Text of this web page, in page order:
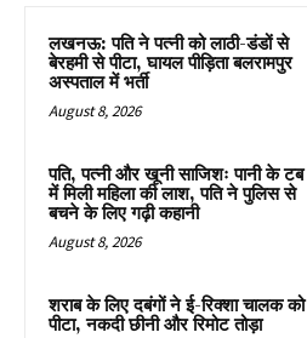
लखनऊ: पति ने पत्नी को लाठी-डंडों से
बेरहमी से पीटा, घायल पीड़िता बलरामपुर
अस्पताल में भर्ती
August 8, 2026
पति, पत्नी और खूनी साजिशः पानी के टब
में मिली महिला की लाश, पति ने पुलिस से
बचने के लिए गढ़ी कहानी
August 8, 2026
शराब के लिए दबंगों ने ई-रिक्शा चालक को
पीटा, नकदी छीनी और रिमोट तोड़ा